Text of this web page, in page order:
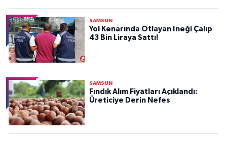
SAMSUN
Yol Kenarında Otlayan İneği Çalıp
43 Bin Liraya Sattı!
SAMSUN
Fındık Alım Fiyatları Açıklandı:
Üreticiye Derin Nefes